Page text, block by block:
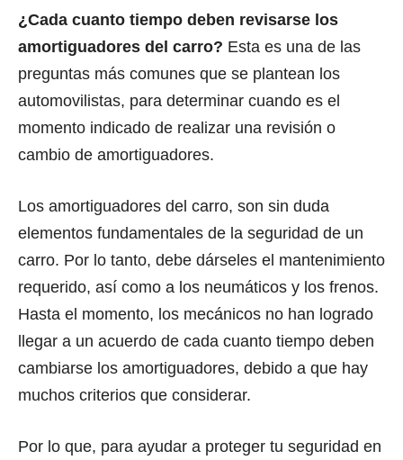
¿Cada cuanto tiempo deben revisarse los
amortiguadores del carro? Esta es una de las
preguntas más comunes que se plantean los
automovilistas, para determinar cuando es el
momento indicado de realizar una revisión o
cambio de amortiguadores.
Los amortiguadores del carro, son sin duda
elementos fundamentales de la seguridad de un
carro. Por lo tanto, debe dárseles el mantenimiento
requerido, así como a los neumáticos y los frenos.
Hasta el momento, los mecánicos no han logrado
llegar a un acuerdo de cada cuanto tiempo deben
cambiarse los amortiguadores, debido a que hay
muchos criterios que considerar.
Por lo que, para ayudar a proteger tu seguridad en